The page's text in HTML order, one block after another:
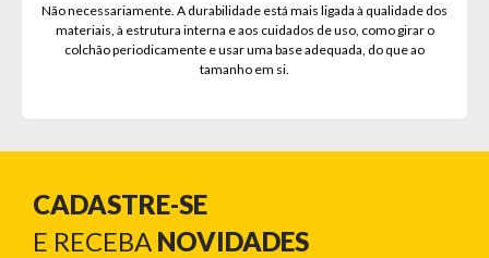
Não necessariamente. A durabilidade está mais ligada à qualidade dos
materiais, à estrutura interna e aos cuidados de uso, como girar o
colchão periodicamente e usar uma base adequada, do que ao
tamanho em si.
CADASTRE-SE
E RECEBA NOVIDADES